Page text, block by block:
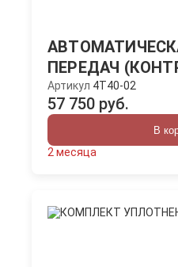
ПЕРЕДАЧ
Артикул 4T40-02
57 750 руб.
В
2 месяца